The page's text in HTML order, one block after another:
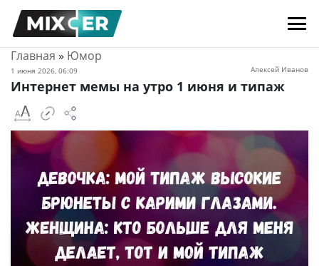
Главная » Юмор
1 июня 2026, 06:09 Алексей Иванов
Интернет мемы на утро 1 июня и типаж